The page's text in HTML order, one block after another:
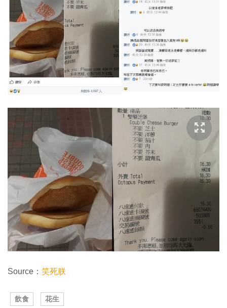
Source： 笑死朕
飲食 花生